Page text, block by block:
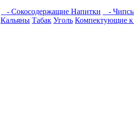
- Сокосодержащие Напитки -
Кальяны Табак Уголь Компектующие к